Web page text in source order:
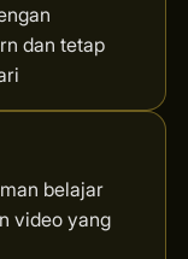
dan tetap
belajar
video yang